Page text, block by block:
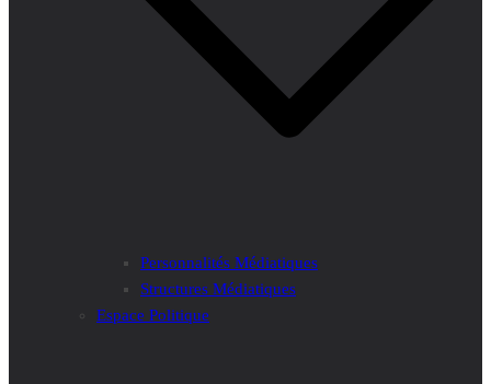
Personnalités Médiatiques
Structures Médiatiques
Espace Politique